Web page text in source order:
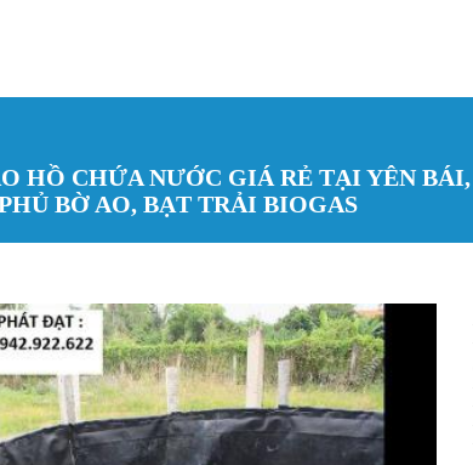
HỒ CHỨA NƯỚC GIÁ RẺ TẠI YÊN
BỜ AO, BẠT TRẢI BIOGAS